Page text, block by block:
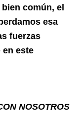
común, el
esa
fuerzas
en este
NOSOTROS